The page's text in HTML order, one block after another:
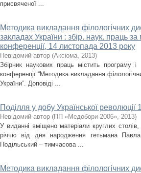
присвяченої ...
Методика викладання філологічних
закладах України : збір. наук. праць
конференції, 14 листопада 2013 року
Невідомий автор (Аксіома, 2013)
Збірник наукових праць містить програму і
конференції “Методика викладання
України”. Доповіді ...
Поділля у добу Української революції
Невідомий автор (ПП «Медобори-2006», 2013)
У виданні вміщено матеріали круглих
річчю від дня народження гетьмана
Подільський – тимчасова ...
Методика викладання філологічних